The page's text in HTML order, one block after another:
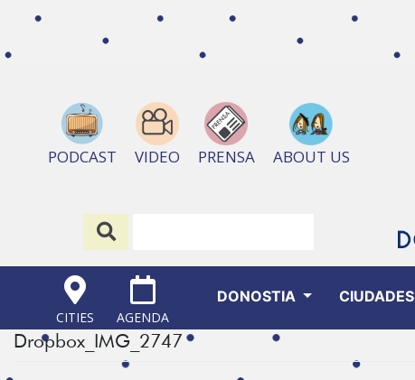
PODCAST VIDEO PRENSA ABOUT US
CITIES AGENDA
DONOSTIA CIUDADES
Dropbox_IMG_2747